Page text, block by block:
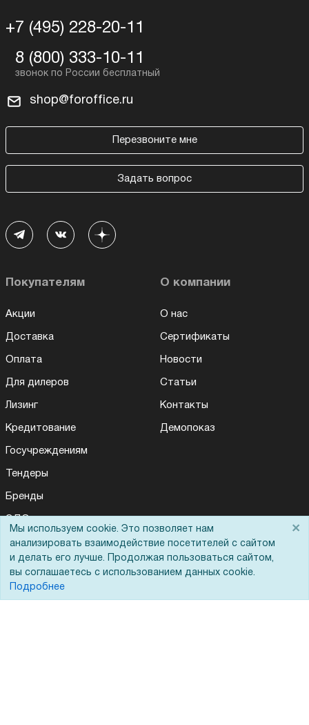
+7 (495) 228-20-11
8 (800) 333-10-11
shop@foroffice.ru
Перезвоните мне
Задать вопрос
Покупателям
Акции
Доставка
Оплата
Для дилеров
Лизинг
Кредитование
Госучреждениям
Тендеры
Бренды
ЭДО
О компании
О нас
Сертификаты
Новости
Статьи
Контакты
Демопоказ
Помощь
Вопрос-ответ
Мы используем cookie. Это позволяет нам
анализировать взаимодействие посетителей с сайтом
и делать его лучше. Продолжая пользоваться сайтом,
вы соглашаетесь с использованием данных cookie.
Подробнее
×